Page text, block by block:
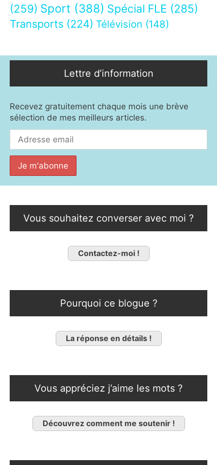
(259) Sport (388) Spécial FLE (285)
Transports (224) Télévision (148)
Lettre d’information
Recevez gratuitement chaque mois une brève
sélection de mes meilleurs articles.
Vous souhaitez converser avec moi ?
Contactez-moi !
Pourquoi ce blogue ?
La réponse en détails !
Vous appréciez j’aime les mots ?
Découvrez comment me soutenir !